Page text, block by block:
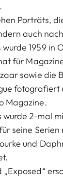
Porträts,
auch
wurde 1959 in
für
sowie die
fotografiert
Magazine.
wurde 2-mal
seine
und